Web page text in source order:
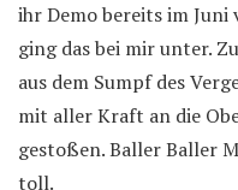
ihr Demo bereits im
ging das bei mir unter.
aus dem Sumpf des
mit aller Kraft an die
gestoßen. Baller Baller
toll.